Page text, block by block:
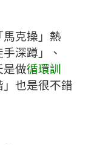
馬克操」熱
深蹲」、
是做循環訓
」也是很不錯